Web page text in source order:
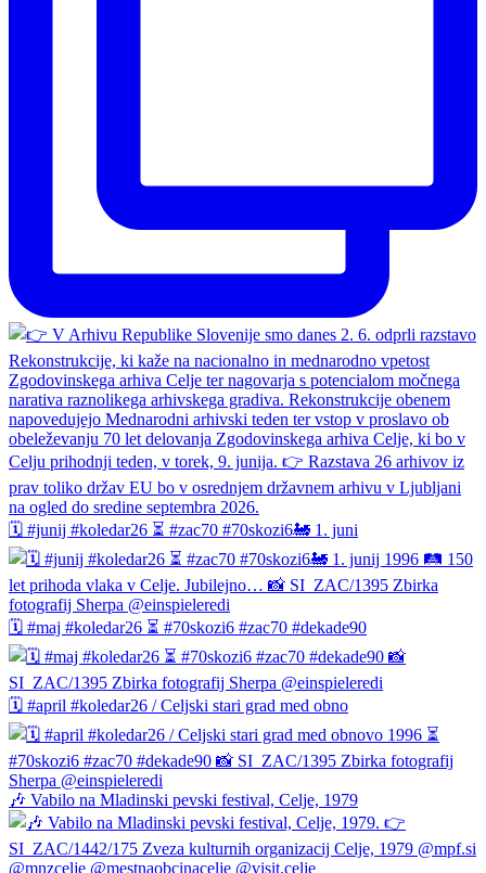
🗓️ #junij #koledar26 ⏳ #zac70 #70skozi6🚂 1. juni
🗓️ #maj #koledar26 ⏳ #70skozi6 #zac70 #dekade90
🗓️ #april #koledar26 / Celjski stari grad med obno
🎶 Vabilo na Mladinski pevski festival, Celje, 1979